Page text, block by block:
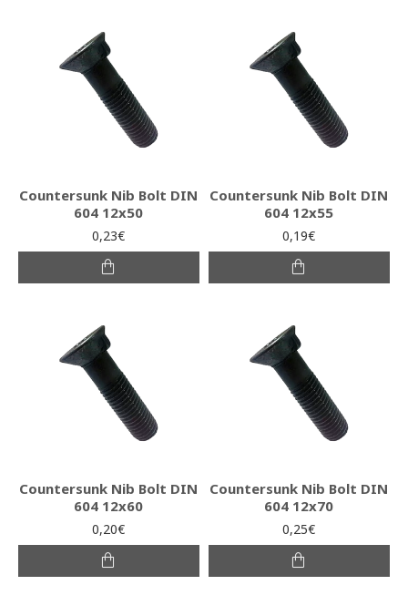
Countersunk Nib Bolt DIN
604 12x50
0,23€
Countersunk Nib Bolt DIN
604 12x55
0,19€
Countersunk Nib Bolt DIN
604 12x60
0,20€
Countersunk Nib Bolt DIN
604 12x70
0,25€